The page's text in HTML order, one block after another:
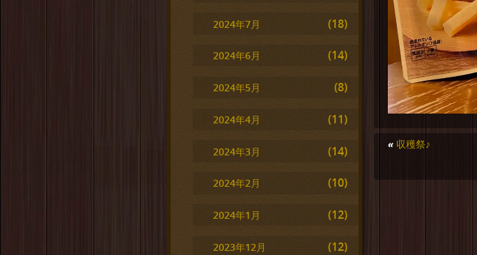
« 収穫祭♪
2024年7月 (18)
2024年6月 (14)
2024年5月 (8)
2024年4月 (11)
2024年3月 (14)
2024年2月 (10)
2024年1月 (12)
2023年12月 (12)